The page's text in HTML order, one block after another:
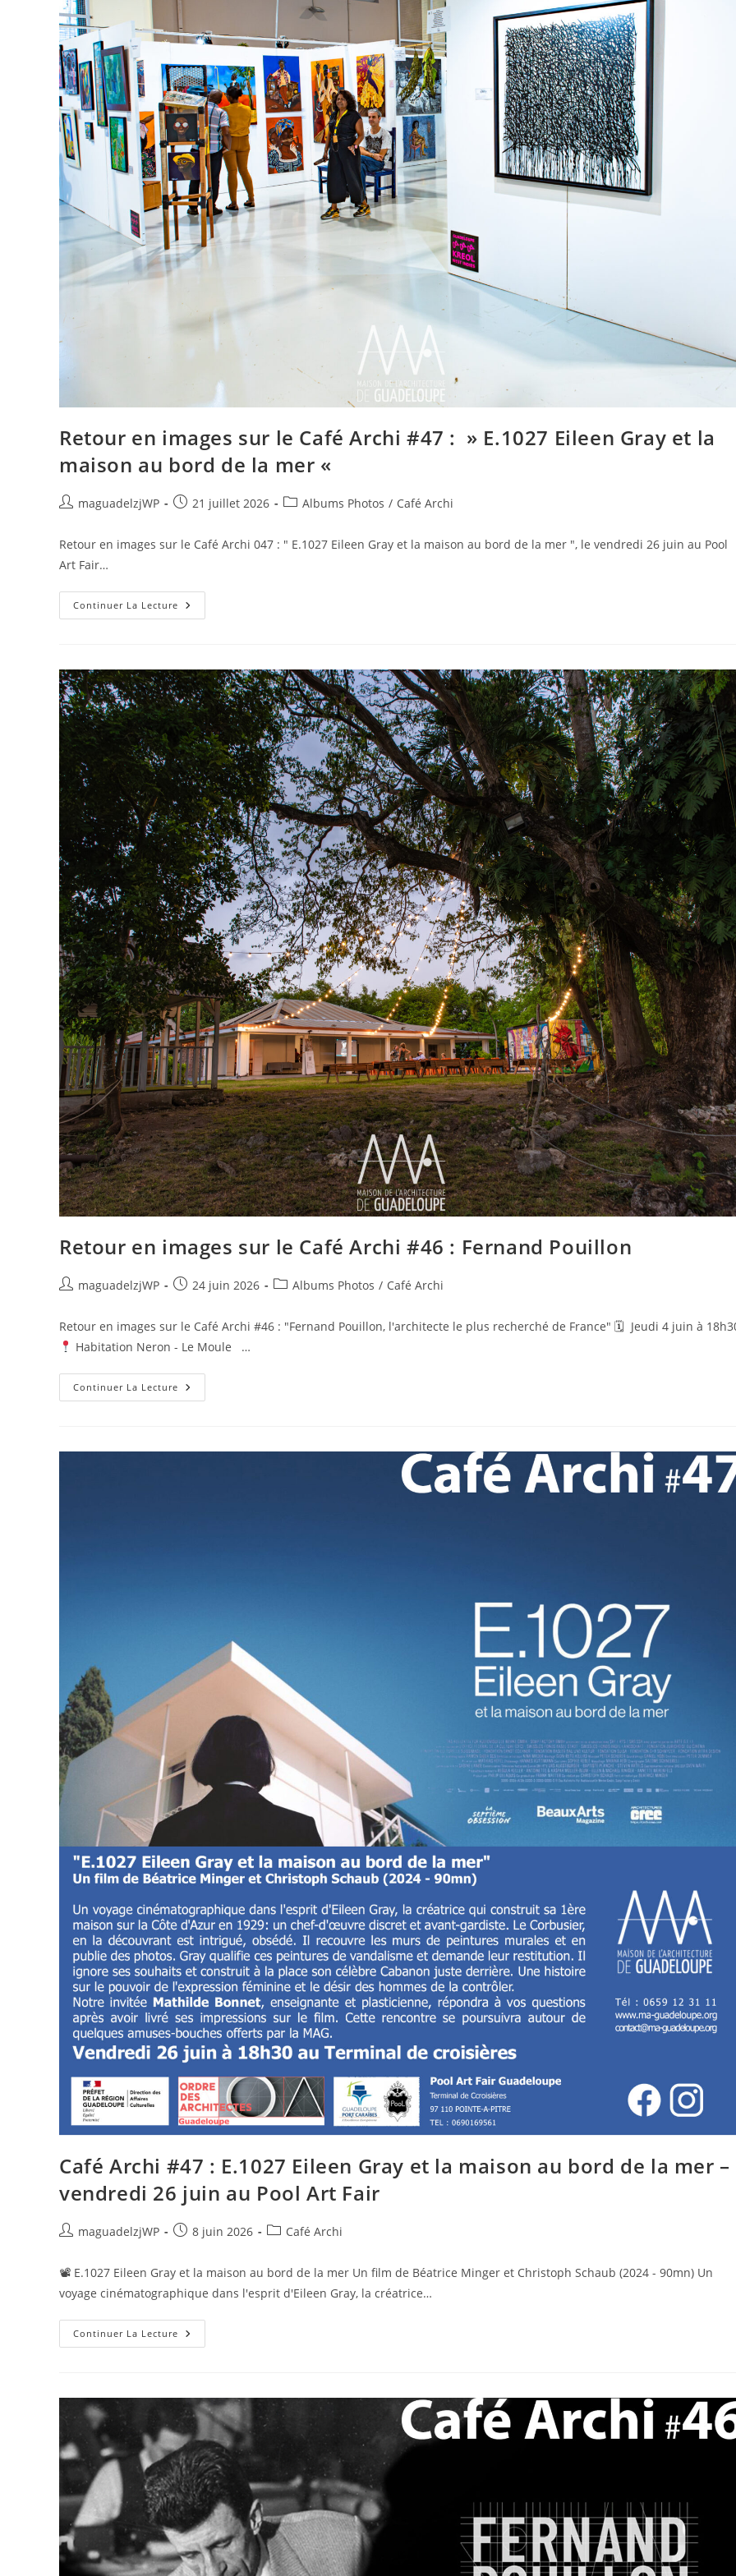
Retour en images sur le Café Archi #47 : » E.1027 Eileen Gray et la
maison au bord de la mer «
Auteur/autrice
publication :
maguadelzjWP
Publication
21 juillet 2026
PostAlbums Photos / Café Archi
Retour en images sur le Café Archi 047 : " E.1027 Eileen Gray et la maison au bord de la mer ", le vendredi 26 juin au Pool
Art Fair…
Continuer La Lecture Retour
En
Archi
#47
:
»
E.1027
Eileen
Gray
Et
La
Maison
Au
Bord
De
La
Mer
«
Retour en images sur le Café Archi #46 : Fernand Pouillon
Auteur/autrice
la
publication :
maguadelzjWP
Publication
24 juin 2026
PostAlbums Photos / Café Archi
Retour en images sur le Café Archi #46 : "Fernand Pouillon, l'architecte le plus recherché de France" 🗓 Jeudi 4 juin à
Habitation Neron - Le Moule …
Continuer La Lecture Retour
En
Archi
Café Archi #47 : E.1027 Eileen Gray et la maison au bord de la mer –
vendredi 26 juin au Pool Art Fair
Auteur/autrice
la
publication :
maguadelzjWP
Publication
8 juin 2026
PostCafé Archi
📽 E.1027 Eileen Gray et la maison au bord de la mer Un film de Béatrice Minger et Christoph Schaub (2024 - 90mn) Un
voyage cinématographique dans l'esprit d'Eileen Gray, la créatrice…
Continuer La Lecture Café
Archi
Gray
Et
Maison
Au
Bord
De
La
Mer
–
Vendredi
26
Juin
Au
Pool